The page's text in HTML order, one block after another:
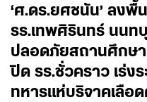
‘ศ.ดร.ยศชนัน’ ลงพื้
รร.เทพศิรินทร์ นนท
ปลอดภัยสถานศึกษ
ปิด รร.ชั่วคราว เร่ง
ทหารแห่บริจาคเลื